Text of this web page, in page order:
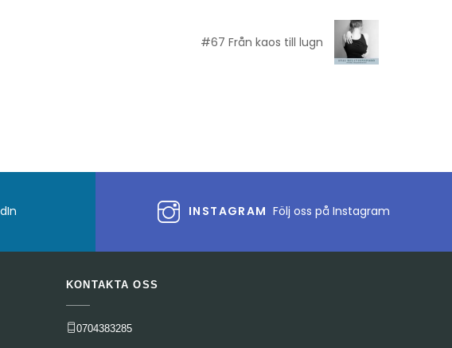
#67 Från kaos till lugn
INSTAGRAM Följ oss på Instagram
KONTAKTA OSS
0704383285